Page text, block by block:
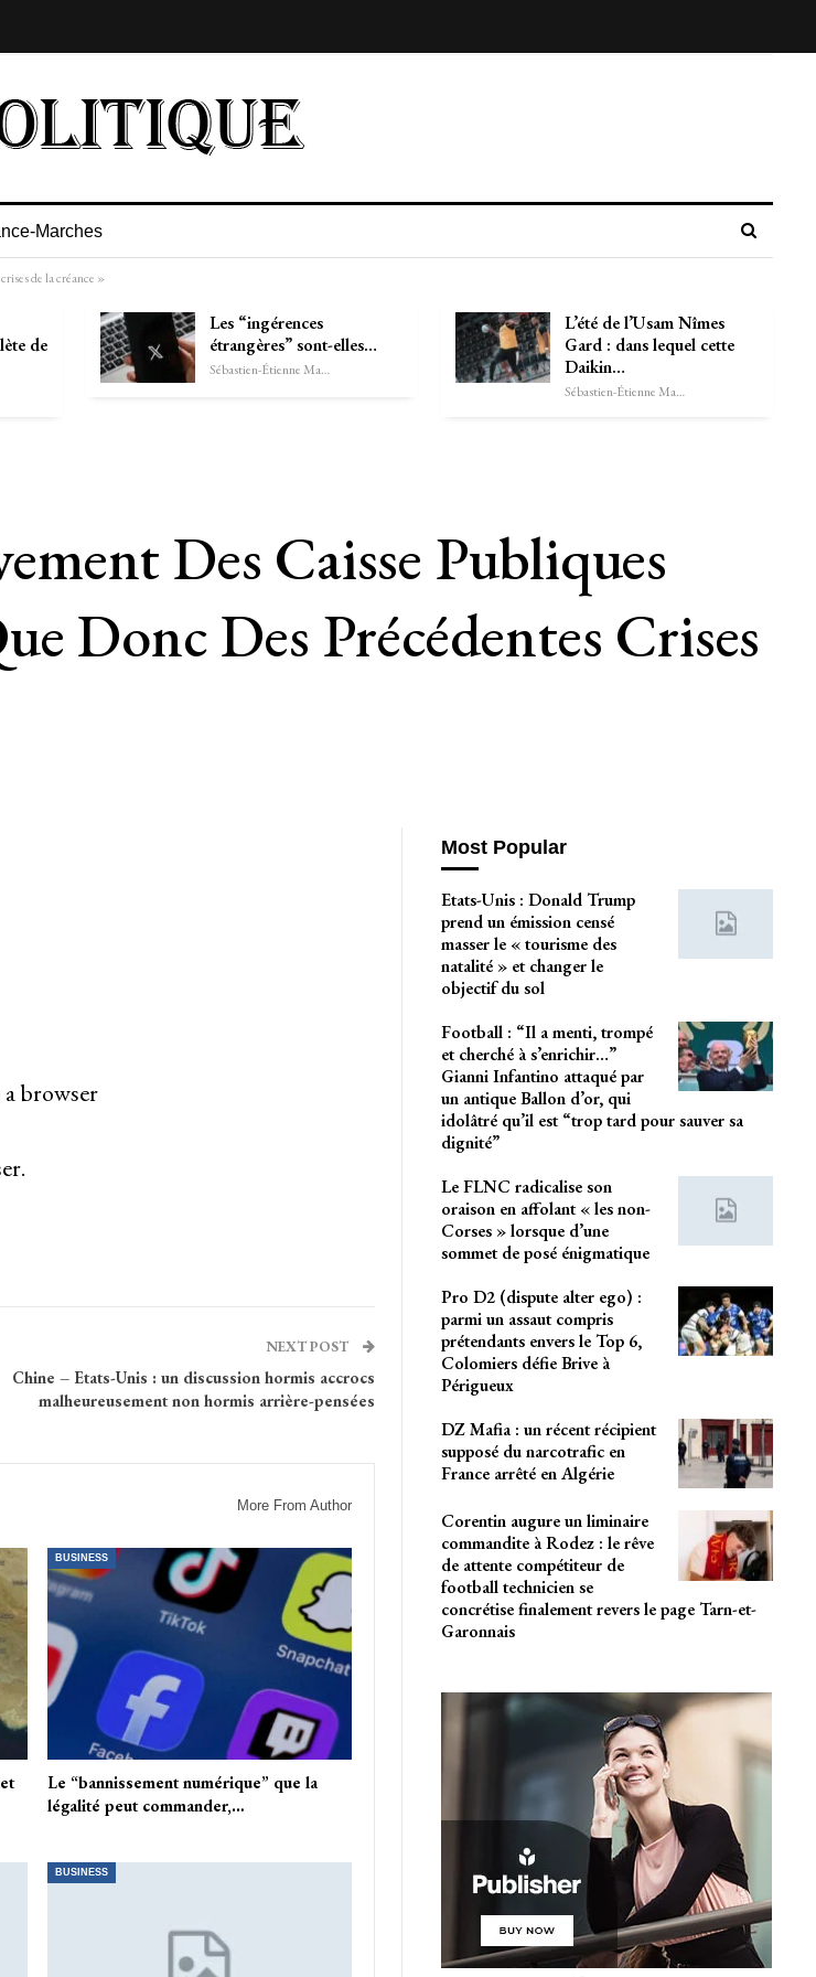
Marches
de la créance »
de
Les “ingérences
étrangères” sont-elles…
Sébastien-Étienne Marechal
L’été de l’Usam Nîmes
Gard : dans lequel cette
Daikin…
Sébastien-Étienne Marechal
Des Caisse Publiques
Donc Des Précédentes Crises
browser
NEXT POST
Chine – Etats-Unis : un discussion hormis accrocs
malheureusement non hormis arrière-pensées
More From Author
BUSINESS
Le “bannissement numérique” que la
légalité peut commander,…
BUSINESS
Most Popular
Etats-Unis : Donald Trump
prend un émission censé
masser le « tourisme des
natalité » et changer le
objectif du sol
Football : “Il a menti, trompé
et cherché à s’enrichir…”
Gianni Infantino attaqué par
un antique Ballon d’or, qui
idolâtré qu’il est “trop tard pour sauver sa
dignité”
Le FLNC radicalise son
oraison en affolant « les non-
Corses » lorsque d’une
sommet de posé énigmatique
Pro D2 (dispute alter ego) :
parmi un assaut compris
prétendants envers le Top 6,
Colomiers défie Brive à
Périgueux
DZ Mafia : un récent récipient
supposé du narcotrafic en
France arrêté en Algérie
Corentin augure un liminaire
commandite à Rodez : le rêve
de attente compétiteur de
football technicien se
concrétise finalement revers le page Tarn-et-
Garonnais